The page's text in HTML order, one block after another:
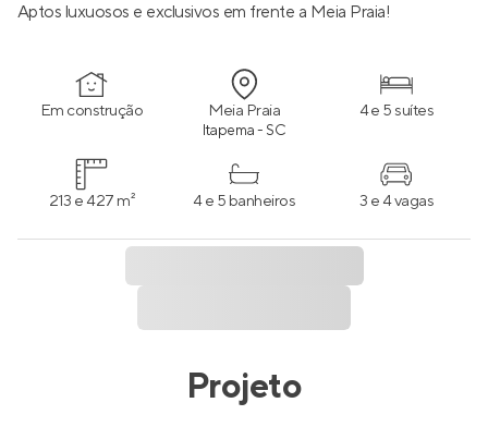
Aptos luxuosos e exclusivos em frente a Meia Praia!
Em construção Meia Praia
Itapema - SC
4 e 5 suítes
213 e 427 m² 4 e 5 banheiros 3 e 4 vagas
Projeto